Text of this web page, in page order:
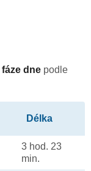
fáze dne podle
Délka
3 hod. 23
min.